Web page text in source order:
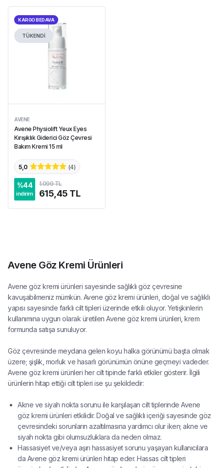
KARGO BEDAVA
TÜKENDİ
AVENE
Avene Physiolift Yeux Eyes
Kırışıklık Giderici Göz Çevresi
Bakım Kremi 15 ml
5,0 (4)
%44
indirim
1.099 TL
615,45 TL
Avene Göz Kremi Ürünleri
Avene göz kremi ürünleri sayesinde sağlıklı göz çevresine
kavuşabilmeniz mümkün. Avene göz kremi ürünleri, doğal ve sağlıklı
yapısı sayesinde farklı cilt tipleri üzerinde etkili oluyor. Yetişkinlerin
kullanımına uygun olarak üretilen Avene göz kremi ürünleri, krem
formunda satışa sunuluyor.
Göz çevresinde meydana gelen koyu halka görünümü başta olmak
üzere; şişlik, morluk ve hasarlı görünümün önüne geçmeyi vadeder.
Avene göz kremi ürünleri her cilt tipinde farklı etkiler gösterir. İlgili
ürünlerin hitap ettiği cilt tipleri ise şu şekildedir:
Akne ve siyah nokta sorunu ile karşılaşan cilt tiplerinde Avene
göz kremi ürünleri etkilidir. Doğal ve sağlıklı içeriği sayesinde göz
çevresindeki sorunların azaltılmasına yardımcı olur iken; akne ve
siyah nokta gibi olumsuzluklara da neden olmaz.
Hassasiyet ve/veya aşırı hassasiyet sorunu yaşayan kullanıcılara
da Avene göz kremi ürünleri hitap eder. Hassas cilt tipleri